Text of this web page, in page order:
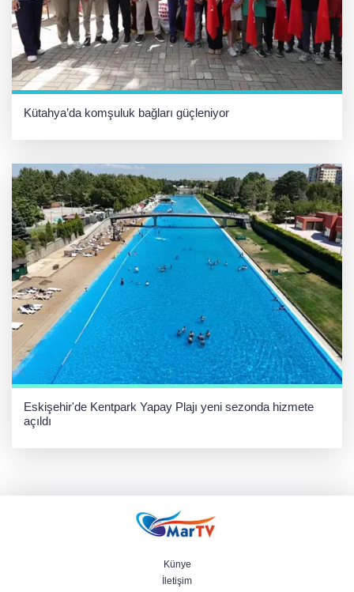
Kütahya’da komşuluk bağları güçleniyor
Eskişehir'de Kentpark Yapay Plajı yeni sezonda hizmete
açıldı
Künye
İletişim